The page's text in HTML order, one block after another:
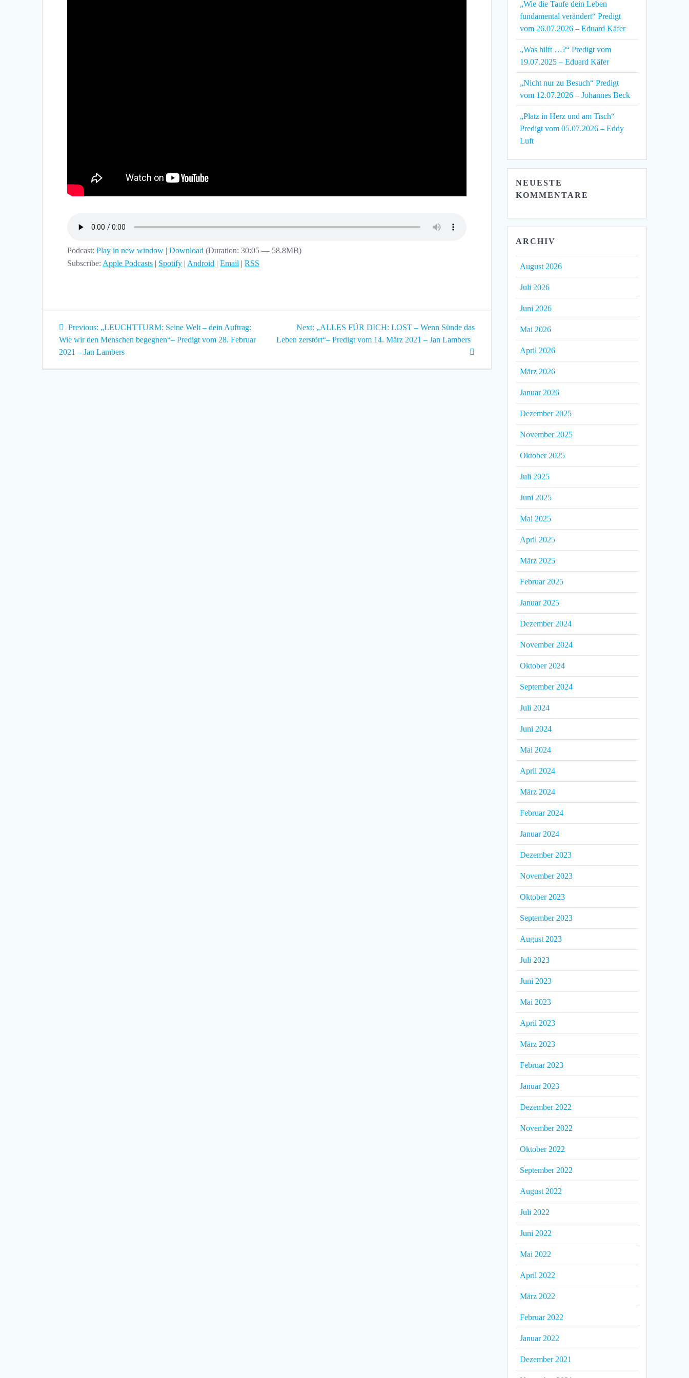
Podcast:Play in new window |Download (Duration: 30:05 — 58.8MB)
Subscribe: Apple Podcasts | Spotify | Android |Email |RSS
Beitragsnavigation
Previous:
Previous
post:
„LEUCHTTURM: Seine Welt – dein Auftrag:
Wie wir den Menschen begegnen“– Predigt vom 28. Februar
2021 – Jan Lambers
Next:
Next
post:
„ALLES FÜR DICH: LOST – Wenn Sünde das
Leben zerstört“– Predigt vom 14. März 2021 – Jan Lambers
„Wie die Taufe dein Leben
fundamental verändert“ Predigt
vom 26.07.2026 – Eduard Käfer
„Was hilft …?“ Predigt vom
19.07.2025 – Eduard Käfer
„Nicht nur zu Besuch“ Predigt
vom 12.07.2026 – Johannes Beck
„Platz in Herz und am Tisch“
Predigt vom 05.07.2026 – Eddy
Luft
NEUESTE
KOMMENTARE
ARCHIV
August 2026
Juli 2026
Juni 2026
Mai 2026
April 2026
März 2026
Januar 2026
Dezember 2025
November 2025
Oktober 2025
Juli 2025
Juni 2025
Mai 2025
April 2025
März 2025
Februar 2025
Januar 2025
Dezember 2024
November 2024
Oktober 2024
September 2024
Juli 2024
Juni 2024
Mai 2024
April 2024
März 2024
Februar 2024
Januar 2024
Dezember 2023
November 2023
Oktober 2023
September 2023
August 2023
Juli 2023
Juni 2023
Mai 2023
April 2023
März 2023
Februar 2023
Januar 2023
Dezember 2022
November 2022
Oktober 2022
September 2022
August 2022
Juli 2022
Juni 2022
Mai 2022
April 2022
März 2022
Februar 2022
Januar 2022
Dezember 2021